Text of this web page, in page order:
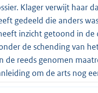
Klager verwijt haar
gedeeld die anders
inzicht getoond in
de schending van
de reeds genomen
om de arts nog